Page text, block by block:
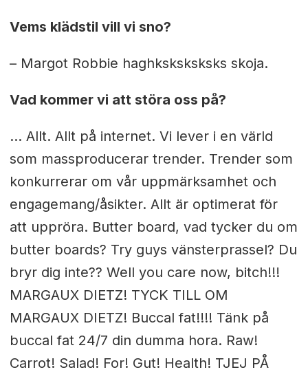
Vems klädstil vill vi sno?
– Margot Robbie haghksksksksks skoja.
Vad kommer vi att störa oss på?
… Allt. Allt på internet. Vi lever i en värld
som massproducerar trender. Trender som
konkurrerar om vår uppmärksamhet och
engagemang/åsikter. Allt är optimerat för
att uppröra. Butter board, vad tycker du om
butter boards? Try guys vänsterprassel? Du
bryr dig inte?? Well you care now, bitch!!!
MARGAUX DIETZ! TYCK TILL OM
MARGAUX DIETZ! Buccal fat!!!! Tänk på
buccal fat 24/7 din dumma hora. Raw!
Carrot! Salad! For! Gut! Health! TJEJ PÅ